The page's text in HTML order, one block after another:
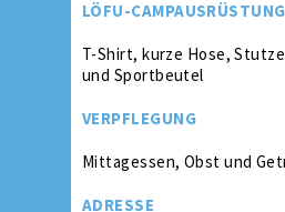
LÖFU-CAMPAUSRÜSTUNG
T-Shirt, kurze Hose,
und Sportbeutel
VERPFLEGUNG
Mittagessen, Obst und
ADRESSE